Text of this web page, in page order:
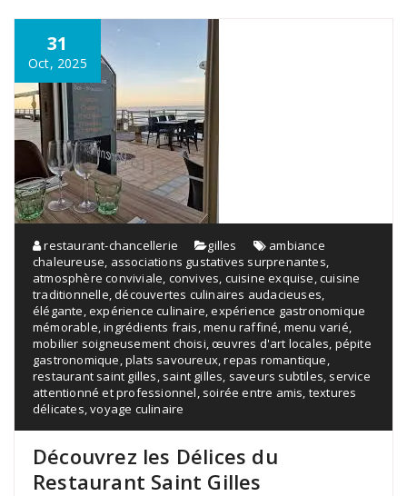
31
Oct, 2025
restaurant-chancellerie gilles
ambiance
chaleureuse, associations gustatives surprenantes,
atmosphère conviviale, convives, cuisine exquise,cuisine
traditionnelle,découvertes culinaires audacieuses,
élégante,expérience culinaire,expérience gastronomique
mémorable,ingrédients frais,menu raffiné, menu varié,
mobilier soigneusement choisi,œuvres d'art locales, pépite
gastronomique,plats savoureux,repas romantique,
restaurant saint gilles, saint gilles, saveurs subtiles, service
attentionné et professionnel, soirée entre amis, textures
délicates,voyage culinaire
Découvrez les Délices du
Restaurant Saint Gilles